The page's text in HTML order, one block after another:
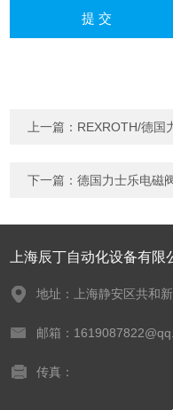
上一篇： REXROTH/德国
下一篇：德国力士乐电磁
上海辰丁自动化设备有限
地址：上海静安区共和
邮箱：
传真：